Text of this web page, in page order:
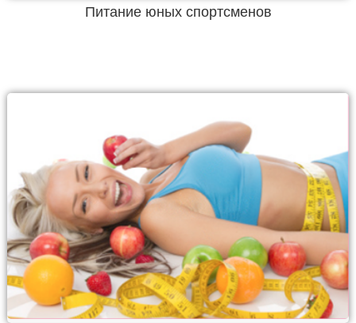
Питание юных спортсменов